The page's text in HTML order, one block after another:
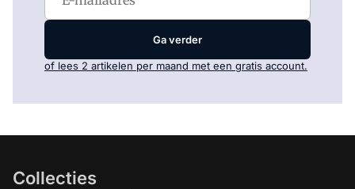
Ga verder
of lees 2 artikelen per maand met een gratis account.
Collecties